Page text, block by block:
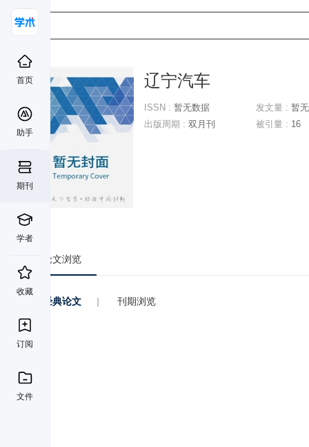
首页
助手
期刊
学者
收藏
订阅
文件
辽宁汽车
ISSN : 暂无数据
出版周期 : 双月刊
发文量 : 暂
被引量 : 16
论文浏览
经典论文 | 刊期浏览